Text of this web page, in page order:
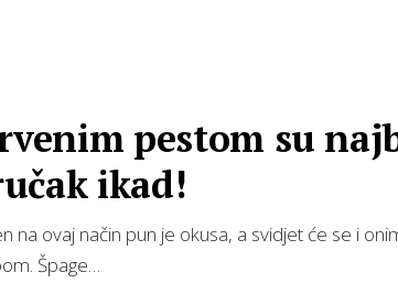
pestom su
ikad!
na ovaj način pun je okusa, a svidjet će se i
Špage…